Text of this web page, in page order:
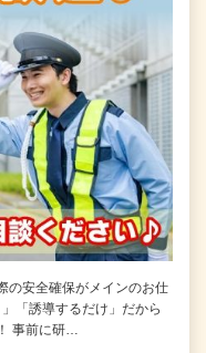
の安全確保がメインのお仕
「誘導するだけ」だから
事前に研…